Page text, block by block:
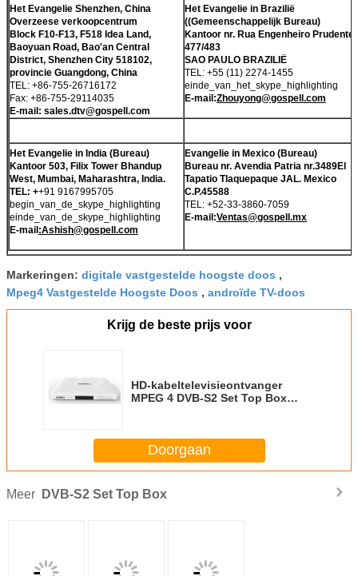
Het Evangelie Shenzhen, China
Overzeese verkoopcentrum
Block F10-F13, F518 Idea Land,
Baoyuan Road, Bao'an Central
District, Shenzhen City 518102,
provincie Guangdong, China
TEL: +86-755-26716172
Fax: +86-755-29114035
E-mail: sales.dtv@gospell.com
Het Evangelie in Brazilië
((Gemeenschappelijk Bureau)
Kantoor nr. Rua Engenheiro Prudente,
477/483
SAO PAULO BRAZILIË
TEL: +55 (11) 2274-1455
einde_van_het_skype_highlighting
E-mail:Zhouyong@gospell.com
Het Evangelie in India (Bureau)
Kantoor 503, Filix Tower Bhandup
West, Mumbai, Maharashtra, India.
TEL: ++91 9167995705
begin_van_de_skype_highlighting
einde_van_de_skype_highlighting
E-mail:Ashish@gospell.com
Evangelie in Mexico (Bureau)
Bureau nr. Avendia Patria nr.3489El
Tapatio Tlaquepaque JAL. Mexico
C.P.45588
TEL: +52-33-3860-7059
E-mail:Ventas@gospell.mx
Markeringen: digitale vastgestelde hoogste doos ,
Mpeg4 Vastgestelde Hoogste Doos , androïde TV-doos
Krijg de beste prijs voor
HD-kabeltelevisieontvanger
MPEG 4 DVB-S2 Set Top Box
Doorgaan
Meer DVB-S2 Set Top Box